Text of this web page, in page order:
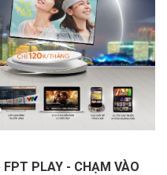
PLAY - CHẠM VÀO